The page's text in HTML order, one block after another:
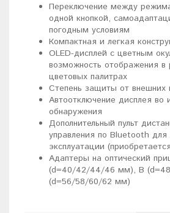
Переключение между
одной кнопкой,
погодным условиям
Компактная и легкая
OLED-дисплей с цветным
возможность отображения в
цветовых палитрах
Степень защиты от внешних
Автоотключение дисплея во
обнаружения
Дополнительный пульт
управления по Bluetooth для
эксплуатации
Адаптеры на оптический
(d=40/42/44/46 мм), B
(d=56/58/60/62 мм)